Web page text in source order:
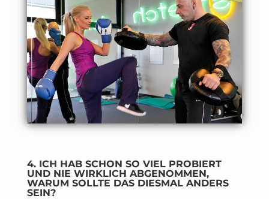
4. ICH HAB SCHON SO VIEL PROBIERT
UND NIE WIRKLICH ABGENOMMEN,
WARUM SOLLTE DAS DIESMAL ANDERS
SEIN?